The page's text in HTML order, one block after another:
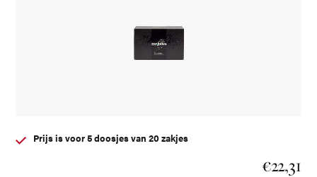
Prijs is voor 5 doosjes van 20 zakjes
€22,31